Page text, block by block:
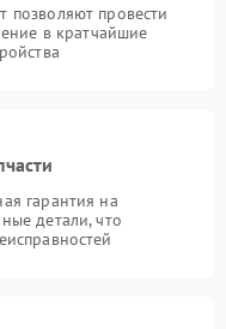
провести
в кратчайшие
гарантия на
детали, что